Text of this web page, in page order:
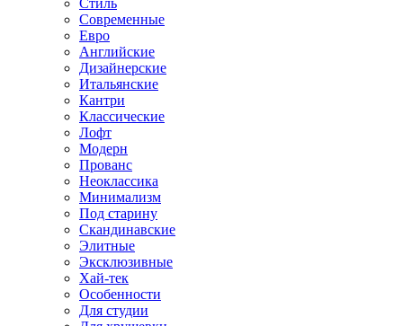
Стиль
Современные
Евро
Английские
Дизайнерские
Итальянские
Кантри
Классические
Лофт
Модерн
Прованс
Неоклассика
Минимализм
Под старину
Скандинавские
Элитные
Эксклюзивные
Хай-тек
Особенности
Для студии